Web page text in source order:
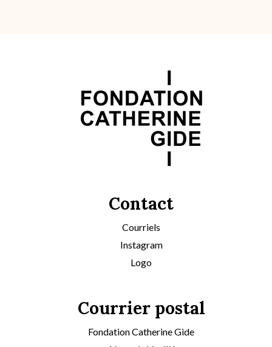
Contact
Courriels
Instagram
Logo
Courrier postal
Fondation Catherine Gide